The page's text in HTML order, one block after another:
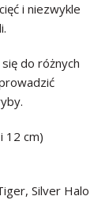
i niezwykle
do różnych
12 cm)
Silver Halo